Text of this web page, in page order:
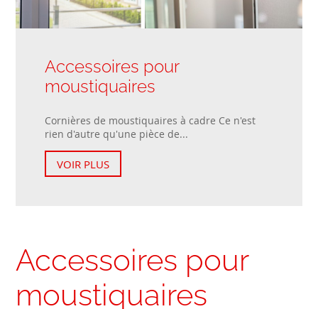
Accessoires pour
moustiquaires
Cornières de moustiquaires à cadre Ce n'est
rien d'autre qu'une pièce de...
VOIR PLUS
Accessoires pour
moustiquaires